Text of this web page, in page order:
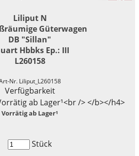
Liliput N
Güterwagen
DB "Sillan"
Hbbks Ep.: III
L260158
Nr. Liliput_L260158
Verfügbarkeit
Vorrätig ab Lager¹
Stück